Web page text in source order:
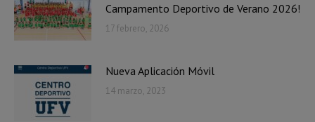
Campamento Deportivo de Verano 2026!
17 febrero, 2026
Nueva Aplicación Móvil
14 marzo, 2023